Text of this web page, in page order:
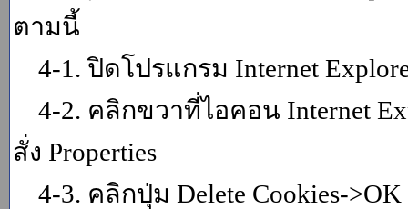
ตามนี้
4-1. ปิดโปรแกรม Internet
4-2. คลิกขวาที่ไอคอน Internet
สั่ง Properties
4-3. คลิกปุ่ม Delete Cookies->OK